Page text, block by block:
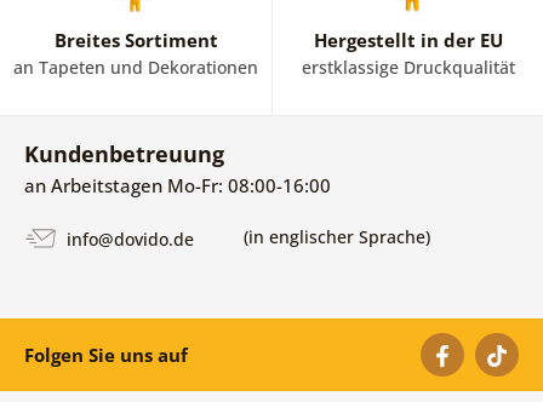
Breites Sortiment
an Tapeten und Dekorationen
Hergestellt in der EU
erstklassige Druckqualität
Kundenbetreuung
an Arbeitstagen Mo-Fr: 08:00-16:00
info@dovido.de (in englischer Sprache)
Folgen Sie uns auf